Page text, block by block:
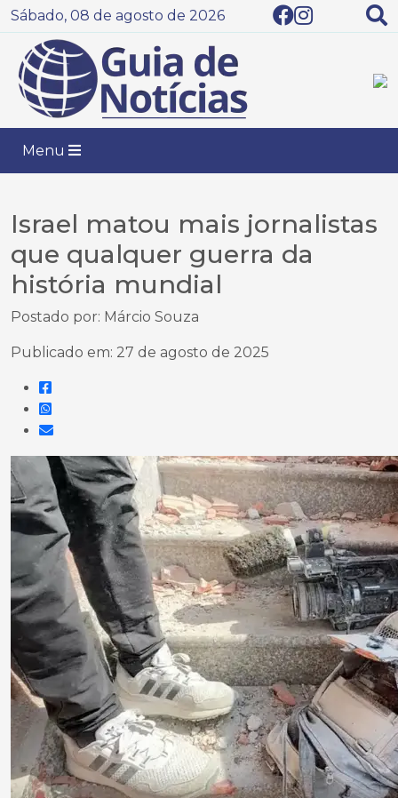
Sábado, 08 de agosto de 2026
Menu
Israel matou mais jornalistas
que qualquer guerra da
história mundial
Postado por: Márcio Souza
Publicado em: 27 de agosto de 2025